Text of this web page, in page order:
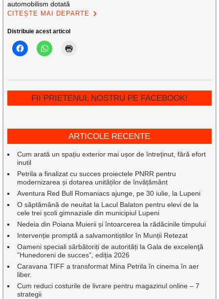
automobilism dotată
CITEȘTE MAI DEPARTE
Distribuie acest articol
FII PRIETENUL NOSTRU PE FACEBOOK!
ARTICOLE RECENTE
Cum arată un spațiu exterior mai ușor de întreținut, fără efort
inutil
Petrila a finalizat cu succes proiectele PNRR pentru
modernizarea și dotarea unităților de învățământ
Aventura Red Bull Romaniacs ajunge, pe 30 iulie, la Lupeni
O săptămână de neuitat la Lacul Balaton pentru elevi de la
cele trei școli gimnaziale din municipiul Lupeni
Nedeia din Poiana Muierii și întoarcerea la rădăcinile timpului
Intervenție promptă a salvamontiștilor în Munții Retezat
Oameni speciali sărbătoriți de autorități la Gala de excelenţă
”Hunedoreni de succes”, ediția 2026
Caravana TIFF a transformat Mina Petrila în cinema în aer
liber.
Cum reduci costurile de livrare pentru magazinul online – 7
strategii